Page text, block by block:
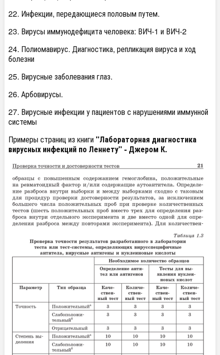
22. Инфекции, передающиеся половым путем.
23. Вирусы иммунодефицита человека: ВИЧ-1 и ВИЧ-2
24. Полиомавирус. Диагностика, репликация вируса и ход
болезни
25. Вирусные заболевания глаз.
26. Арбовирусы.
27. Вирусные инфекции у пациентов с нарушениями иммунной
системы
Примеры страниц из книги"Лабораторная диагностика
вирусных инфекций по Леннету" - Джером К.